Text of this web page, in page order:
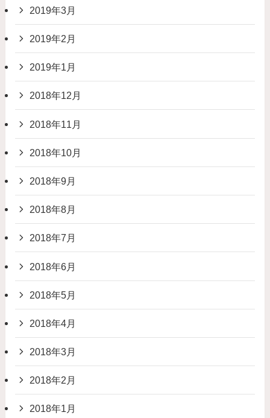
2019年3月
2019年2月
2019年1月
2018年12月
2018年11月
2018年10月
2018年9月
2018年8月
2018年7月
2018年6月
2018年5月
2018年4月
2018年3月
2018年2月
2018年1月